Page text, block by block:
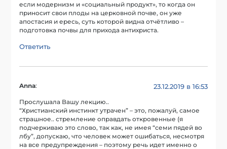
если модернизм и «социальный продукт», то когда он
приносит свои плоды на церковной почве, он уже
апостасия и ересь, суть которой видна отчётливо –
подготовка почвы для прихода антихриста.
Ответить
Anna: 23.12.2019 в 16:53
Прослушала Вашу лекцию..
“Христианский инстинкт утрачен” – это, пожалуй, самое
страшное.. стремление оправдать откровенные (я
подчеркиваю это слово, так как, не имея “семи пядей во
лбу”, допускаю, что человек может ошибаться, несмотря
на все предупреждения – поэтому речь идет именно о